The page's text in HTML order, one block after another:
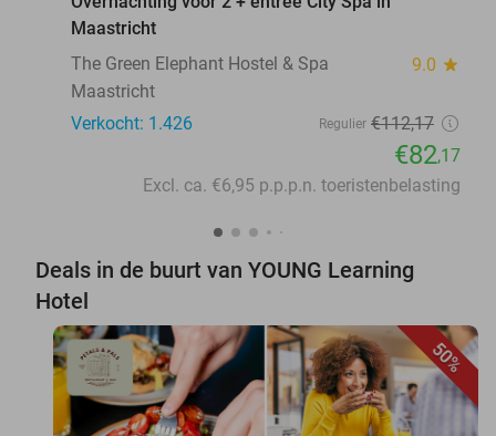
Maastricht
The Green Elephant Hostel & Spa
9.0 star
Maastricht
Verkocht: 1.426
Regulier €112,17
€82,17
Excl. ca. €6,95 p.p.p.n. toeristenbelasting
Deals in de buurt van YOUNG Learning
Hotel
50%